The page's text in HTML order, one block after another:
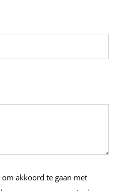
om akkoord te gaan met